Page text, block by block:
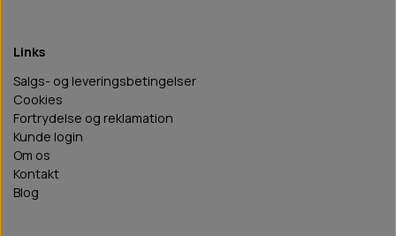
Links
Salgs- og leveringsbetingelser
Cookies
Fortrydelse og reklamation
Kunde login
Om os
Kontakt
Blog